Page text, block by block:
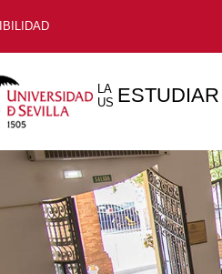
LA
US ESTUDIAR